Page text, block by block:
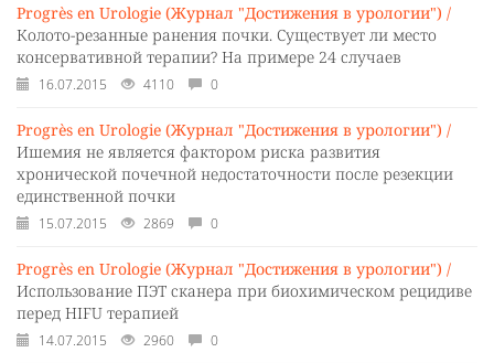
Progrès en Urologie (Журнал "Достижения в урологии") /
Колото-резанные ранения почки. Существует ли место
консервативной терапии? На примере 24 случаев
16.07.2015 4110 0
Progrès en Urologie (Журнал "Достижения в урологии") /
Ишемия не является фактором риска развития
хронической почечной недостаточности после резекции
единственной почки
15.07.2015 2869 0
Progrès en Urologie (Журнал "Достижения в урологии") /
Использование ПЭТ сканера при биохимическом рецидиве
перед HIFU терапией
14.07.2015 2960 0